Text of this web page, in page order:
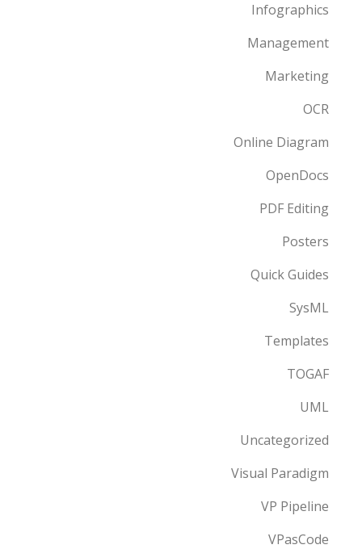
Infographics
Management
Marketing
OCR
Online Diagram
OpenDocs
PDF Editing
Posters
Quick Guides
SysML
Templates
TOGAF
UML
Uncategorized
Visual Paradigm
VP Pipeline
VPasCode